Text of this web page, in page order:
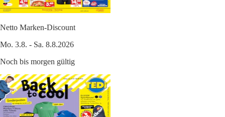
Netto Marken-Discount
Mo. 3.8. - Sa. 8.8.2026
Noch bis morgen gültig